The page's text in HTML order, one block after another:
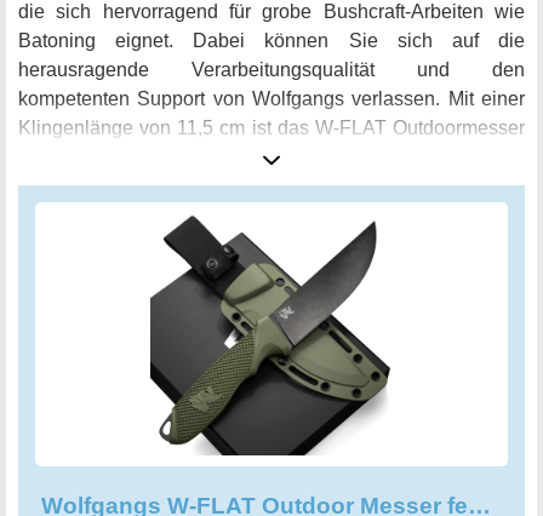
die sich hervorragend für grobe Bushcraft-Arbeiten wie
Batoning eignet. Dabei können Sie sich auf die
herausragende Verarbeitungsqualität und den
kompetenten Support von Wolfgangs verlassen. Mit einer
Klingenlänge von 11,5 cm ist das W-FLAT Outdoormesser
absolut legal in Deutschland mitführbar, egal ob Sie es
beim Wandern, Camping oder Angeln nutzen möchten. Es
kommt in einer neuen, stylishen Scheide aus
Polypropylen, die das Messer sicher arretiert und
komfortabel an Ihrem Gürtel befestigt werden kann. Auch
eine Erweiterung mit Multi-Lock ist möglich. Mit seinem
griffigen und dennoch eleganten Design in Outdoor Flat
Grün und Stonewash ist das Wolfgangs W-FLAT Outdoor
Messer nicht nur ein praktisches, sondern auch ein
optisches Highlight für Ihr nächstes Outdoor-Abenteuer.
Wolfgangs W-FLAT Outdoor Messer feststehende Klinge